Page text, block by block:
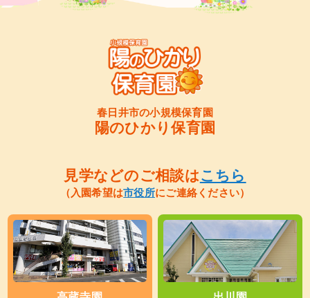
春日井市の小規模保育園
陽のひかり保育園
見学などのご相談はこちら
（入園希望は市役所にご連絡ください）